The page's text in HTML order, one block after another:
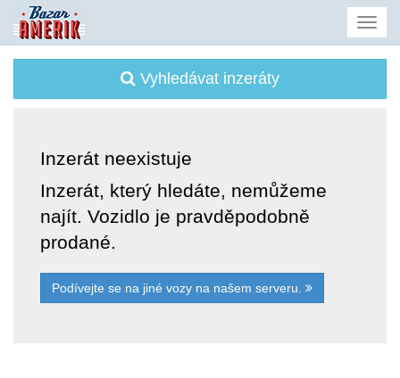
Vyhledávat inzeráty
Inzerát neexistuje
Inzerát, který hledáte, nemůžeme
najít. Vozidlo je pravděpodobně
prodané.
Podívejte se na jiné vozy na našem serveru.